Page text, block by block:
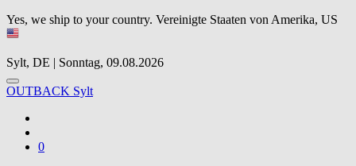
Yes, we ship to your country. Vereinigte Staaten von Amerika, US
Sylt, DE | Sonntag, 09.08.2026
OUTBACK Sylt
0